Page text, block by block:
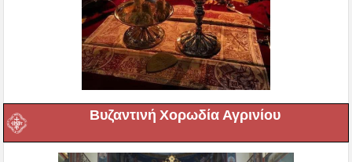
Βυζαντινή Χορωδία Αγρινίου